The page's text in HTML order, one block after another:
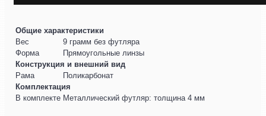
Общие характеристики
Вес
9 грамм без футляра
Форма
Прямоугольные линзы
Конструкция и внешний вид
Рама
Поликарбонат
Комплектация
В комплекте Металлический футляр: толщина 4 мм